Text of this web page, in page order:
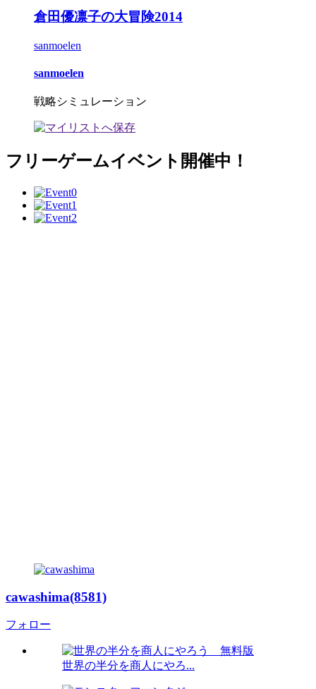
倉田優凛子の大冒険2014
sanmoelen
sanmoelen
戦略シミュレーション
フリーゲームイベント開催中！
cawashima(8581)
フォロー
世界の半分を商人にやろ...